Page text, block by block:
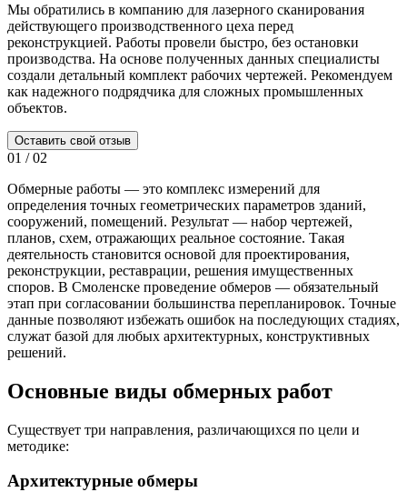
Мы обратились в компанию для лазерного сканирования
действующего производственного цеха перед
реконструкцией. Работы провели быстро, без остановки
производства. На основе полученных данных специалисты
создали детальный комплект рабочих чертежей. Рекомендуем
как надежного подрядчика для сложных промышленных
объектов.
Оставить свой отзыв
01 / 02
Обмерные работы — это комплекс измерений для
определения точных геометрических параметров зданий,
сооружений, помещений. Результат — набор чертежей,
планов, схем, отражающих реальное состояние. Такая
деятельность становится основой для проектирования,
реконструкции, реставрации, решения имущественных
споров. В Смоленске проведение обмеров — обязательный
этап при согласовании большинства перепланировок. Точные
данные позволяют избежать ошибок на последующих стадиях,
служат базой для любых архитектурных, конструктивных
решений.
Основные виды обмерных работ
Существует три направления, различающихся по цели и
методике:
Архитектурные обмеры